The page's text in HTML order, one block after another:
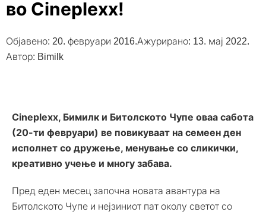
во Cineplexx!
Објавено: 20. февруари 2016.Ажурирано: 13. мај 2022.
Автор: Bimilk
Cineplexx, Бимилк и Битолското Чупе оваа сабота
(20-ти февруари) ве повикуваат на семеен ден
исполнет со дружење, менување со сликички,
креативно учење и многу забава.
Пред еден месец започна новата авантура на
Битолското Чупе и нејзиниот пат околу светот со